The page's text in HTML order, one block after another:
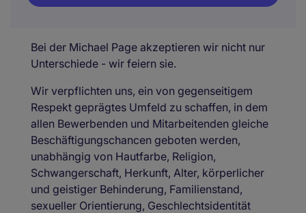
Bei der Michael Page akzeptieren wir nicht nur
Unterschiede - wir feiern sie.
Wir verpflichten uns, ein von gegenseitigem
Respekt geprägtes Umfeld zu schaffen, in dem
allen Bewerbenden und Mitarbeitenden gleiche
Beschäftigungschancen geboten werden,
unabhängig von Hautfarbe, Religion,
Schwangerschaft, Herkunft, Alter, körperlicher
und geistiger Behinderung, Familienstand,
sexueller Orientierung, Geschlechtsidentität